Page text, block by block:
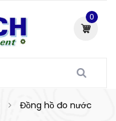
0
Đồng hồ đo nước